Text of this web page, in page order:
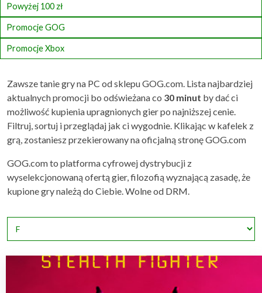
Powyżej 100 zł
Promocje GOG
Promocje Xbox
Zawsze tanie gry na PC od sklepu GOG.com. Lista najbardziej
aktualnych promocji bo odświeżana co 30 minut by dać ci
możliwość kupienia upragnionych gier po najniższej cenie.
Filtruj, sortuj i przeglądaj jak ci wygodnie. Klikając w kafelek z
grą, zostaniesz przekierowany na oficjalną stronę GOG.com
GOG.com to platforma cyfrowej dystrybucji z
wyselekcjonowaną ofertą gier, filozofią wyznającą zasadę, że
kupione gry należą do Ciebie. Wolne od DRM.